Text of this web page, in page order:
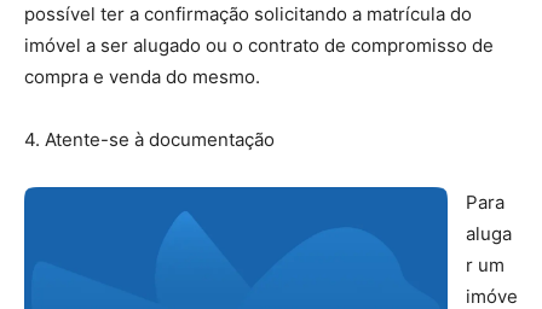
possível ter a confirmação solicitando a matrícula do
imóvel a ser alugado ou o contrato de compromisso de
compra e venda do mesmo.
4. Atente-se à documentação
Para
aluga
r um
imóve